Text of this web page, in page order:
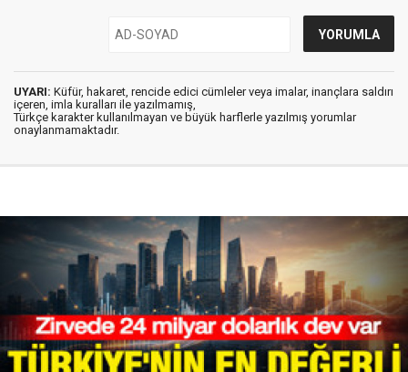
UYARI: Küfür, hakaret, rencide edici cümleler veya imalar, inançlara saldırı
içeren, imla kuralları ile yazılmamış,
Türkçe karakter kullanılmayan ve büyük harflerle yazılmış yorumlar
onaylanmamaktadır.